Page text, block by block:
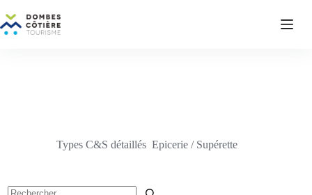
au
contenu
Types C&S détaillés Epicerie / Supérette